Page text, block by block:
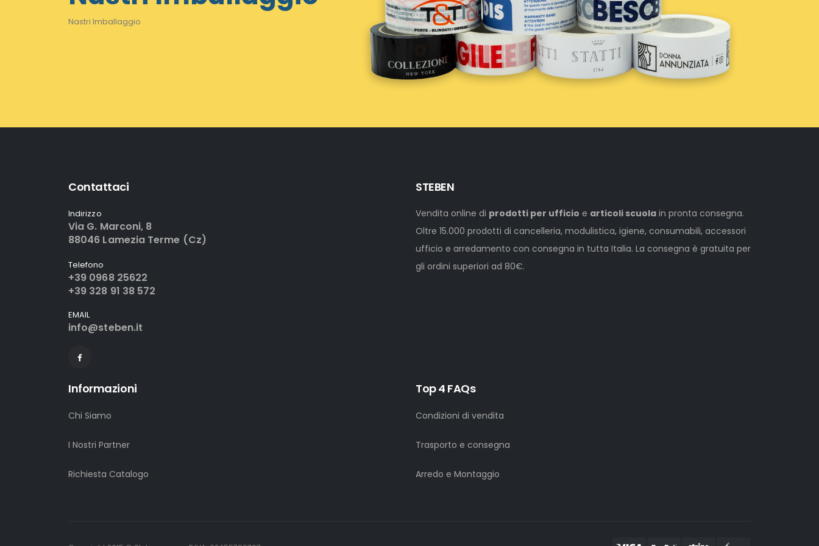
Nastri Imballaggio
Contattaci
Indirizzo
Via G. Marconi, 8
88046 Lamezia Terme (Cz)
Telefono
+39 0968 25622
+39 328 91 38 572
EMAIL
info@steben.it
STEBEN
Vendita online di prodotti per ufficio e articoli scuola in pronta consegna.
Oltre 15.000 prodotti di cancelleria, modulistica, igiene, consumabili, accessori
ufficio e arredamento con consegna in tutta Italia. La consegna è gratuita per
gli ordini superiori ad 80€.
Informazioni
Chi Siamo
I Nostri Partner
Richiesta Catalogo
Top 4 FAQs
Condizioni di vendita
Trasporto e consegna
Arredo e Montaggio